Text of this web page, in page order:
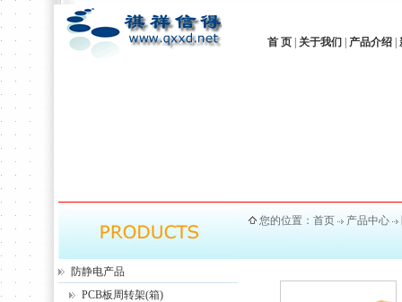
首 页 关于我们 产品介绍
防静电产品
PCB板周转架(箱)
您的位置： 首页 产品中心